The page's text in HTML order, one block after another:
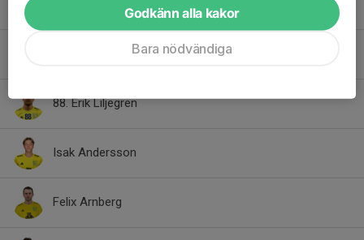
55. Henrik Petersson
56. Pontus Nilsson
88. Erik Liljegren
Isak Andersson
Felix Arnberg
Godkänn alla kakor
Bara nödvändiga